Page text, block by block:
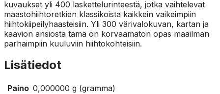
kuvaukset yli 400 laskettelurinteestä, jotka vaihtelevat
maastohiihtoretkien klassikoista kaikkein vaikeimpiin
hiihtokiipeilyhaasteisiin. Yli 300 värivalokuvan, kartan ja
kaavion ansiosta tämä on korvaamaton opas maailman
parhaimpiin kuuluviin hiihtokohteisiin.
Lisätiedot
Paino 0,000000 g (gramma)